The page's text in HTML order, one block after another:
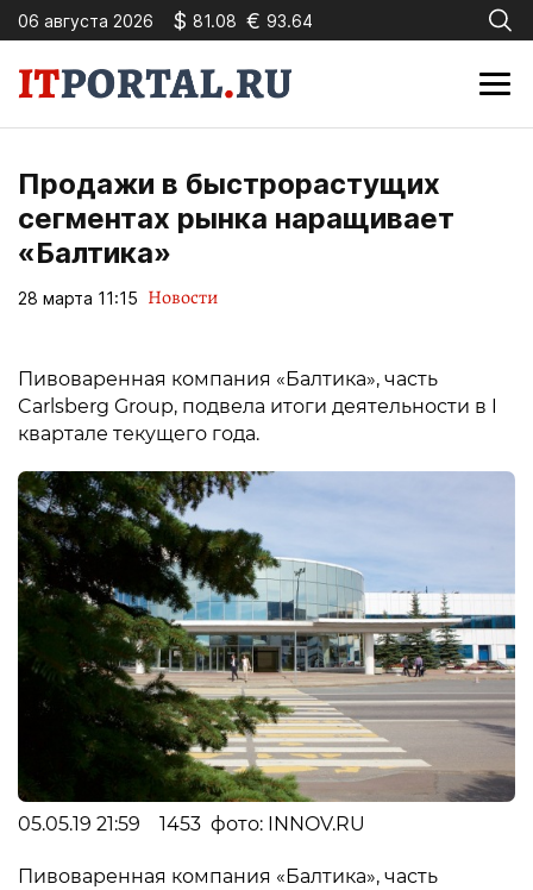
06 августа 2026 $ 81.08 € 93.64
Продажи в быстрорастущих
сегментах рынка наращивает
«Балтика»
28 марта 11:15 Новости
Пивоваренная компания «Балтика», часть
Carlsberg Group, подвела итоги деятельности в I
квартале текущего года.
05.05.19 21:59 1453 фото: INNOV.RU
Пивоваренная компания «Балтика», часть